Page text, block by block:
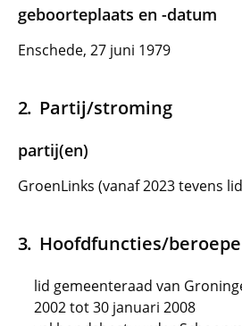
geboorteplaats en -datum
Enschede, 27 juni 1979
Partij/stroming
partij(en)
GroenLinks (vanaf 2023 tevens
Hoofdfuncties/
lid gemeenteraad van
2002 tot 30 januari 2008